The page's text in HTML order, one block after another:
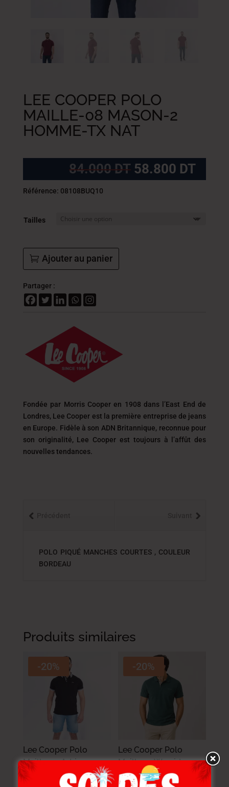
LEE COOPER POLO
MAILLE-08 MASON-2
HOMME-TX NAT
84.000DT Le
prix
58.800 DTLe
prix
Référence: 08108BUQ10
Tailles
Ajouter au panier
Partager :
Fondée par Morris Cooper en 1908 dans l’East End de
Londres, Lee Cooper est la première entreprise de jeans
en Europe. Fidèle à son ADN Britannique, reconnue pour
son originalité, Lee Cooper est toujours à l’affût des
nouvelles tendances.
POLO PIQUÉ MANCHES COURTES , COULEUR
BORDEAU
Produits similaires
-20%
Lee Cooper Polo
Maille-01 Adrian
Homme-Tx Nat.
-20%
Lee Cooper Polo
Maille-11 Werside
Homme Nat.